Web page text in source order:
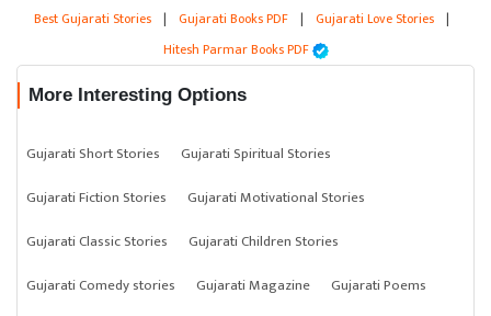
Best Gujarati Stories | Gujarati Books PDF | Gujarati Love Stories |
Hitesh Parmar Books PDF
More Interesting Options
Gujarati Short Stories
Gujarati Spiritual Stories
Gujarati Fiction Stories
Gujarati Motivational Stories
Gujarati Classic Stories
Gujarati Children Stories
Gujarati Comedy stories
Gujarati Magazine
Gujarati Poems